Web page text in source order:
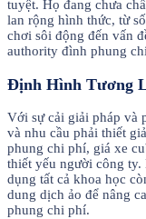
tuyệt. Họ đang chưa
lan rộng hình thức, từ
chơi sôi động đến vấn
authority đình phung
Định Hình Tương
Với sự cải giải pháp và
và nhu cầu phải thiết
phung chi phí, giá xe
thiết yếu người công ty.
dụng tất cả khoa học
dung dịch ảo để nâng
phung chi phí.